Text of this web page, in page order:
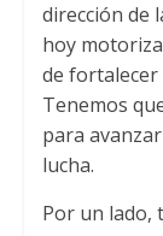
dirección de
hoy
de
Tenemos
para
lucha.
Por un lado,